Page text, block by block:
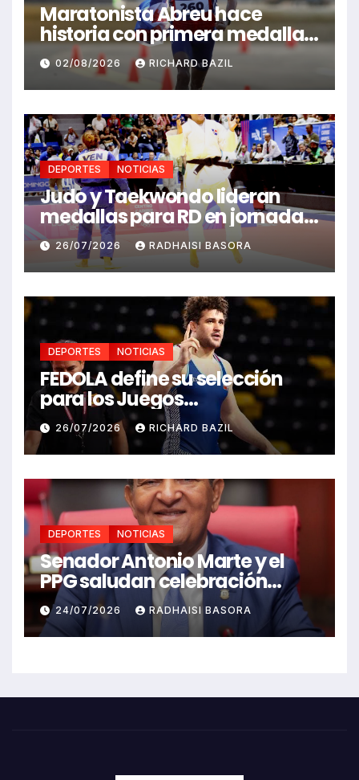
Maratonista Abreu hace
historia con primera medalla
en Juegos Santo Domingo
2026
02/08/2026 RICHARD BAZIL
DEPORTES NOTICIAS
Judo y Taekwondo lideran
medallas para RD en jornada
de Juego Santo Domingo 2026
26/07/2026 RADHAISI BASORA
DEPORTES NOTICIAS
FEDOLA define su selección
para los Juegos
Centroamericanos y del
Caribe Santo Domingo 2026
26/07/2026 RICHARD BAZIL
DEPORTES NOTICIAS
Senador Antonio Marte y el
PPG saludan celebración
Juegos Centroamericanos
24/07/2026 RADHAISI BASORA